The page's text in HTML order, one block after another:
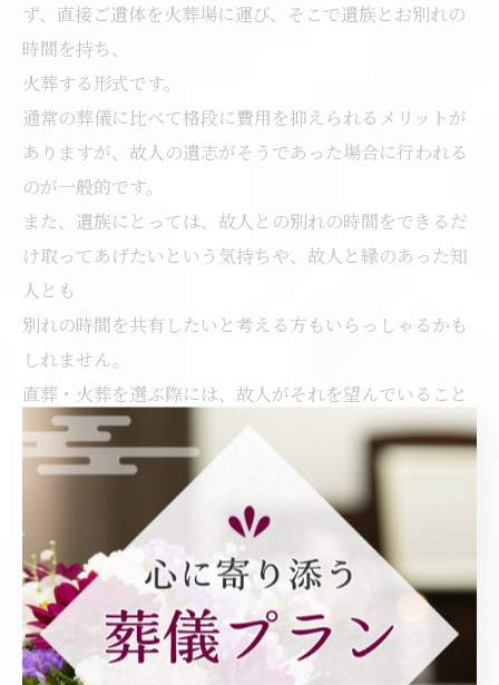
ず、直接ご遺体を火葬場に運び、そこで遺族とお別れの
時間を持ち、
火葬する形式です。
通常の葬儀に比べて格段に費用を抑えられるメリットが
ありますが、故人の遺志がそうであった場合に行われる
のが一般的です。
また、遺族にとっては、故人との別れの時間をできるだ
け取ってあげたいという気持ちや、故人と縁のあった知
人とも
別れの時間を共有したいと考える方もいらっしゃるかも
しれません。
直葬・火葬を選ぶ際には、故人がそれを望んでいること
を優先し、そうでないのであれば、一般葬、
もしくは家族葬で執り行うことをおすすめします。
ちなみに、最も多く執り行われている形式は一般葬で、
全体の約49％を占めています。
次いで多いのが家族葬（約41％）、その次が一日葬
（5.2％）、直葬・火葬（4.9％）の順となっています。
一日葬および直葬・火葬の割合は全体の約5％にとどま
っており、一般葬もしくは家族葬の形式で執り行うケー